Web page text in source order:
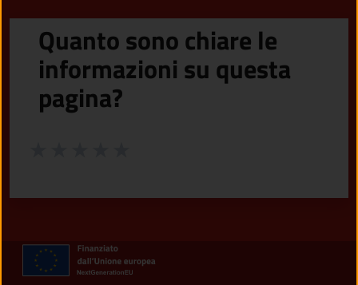
Quanto sono chiare le
informazioni su questa
pagina?